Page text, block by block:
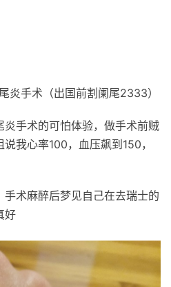
炎手术（出国前割阑尾2333）
炎手术的可怕体验，做手术前贼
我心率100，血压飙到150，
术麻醉后梦见自己在去瑞士的
好